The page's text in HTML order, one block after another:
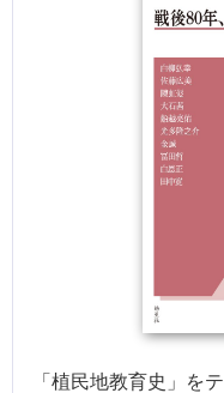
「植民地教育史」を